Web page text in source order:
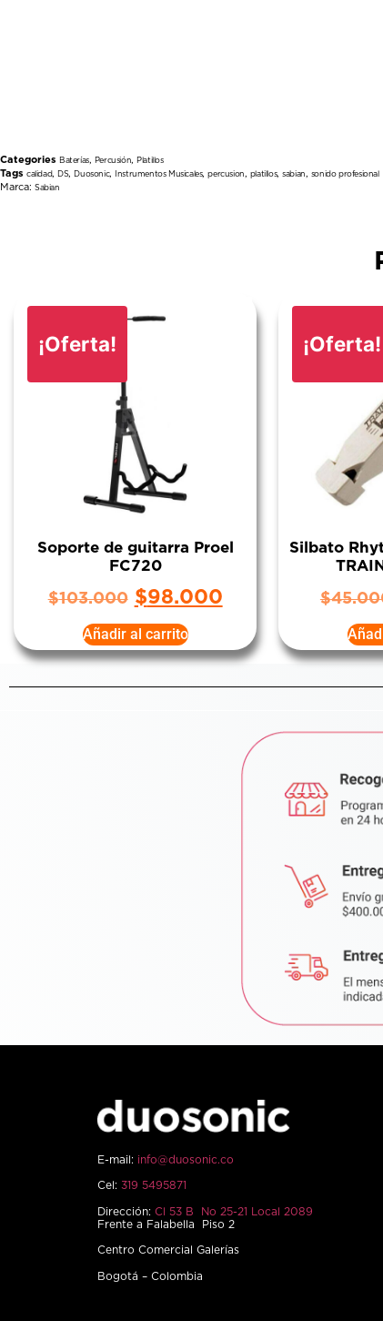
Categories Baterías, Percusión,Platillos
Tags calidad,DS,Duosonic, Instrumentos Musicales,percusion , platillos,sabian , sonido profesional
Marca: Sabian
¡Oferta!
Soporte de guitarra Proel
FC720
$103.000 $98.000
Añadir al carrito
¡Oferta!
Silbato
$
E-mail: info@duosonic.co
Cel: 319 5495871
Dirección: Cl 53 B No 25-21 Local 2089
Frente a Falabella Piso 2
Centro Comercial Galerías
Bogotá – Colombia